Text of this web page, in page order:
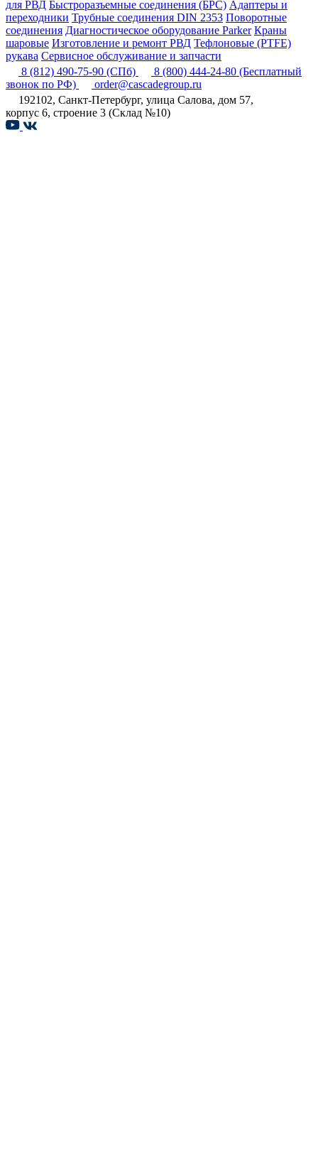
для РВД Быстроразъемные соединения (БРС) Адаптеры и
переходники Трубные соединения DIN 2353 Поворотные
соединения Диагностическое оборудование Parker Краны
шаровые Изготовление и ремонт РВД Тефлоновые (PTFE)
рукава Сервисное обслуживание и запчасти
8 (812) 490-75-90 (СПб) 8 (800) 444-24-80 (Бесплатный
звонок по РФ)
order@cascadegroup.ru
192102, Санкт-Петербург, улица Салова, дом 57,
корпус 6, строение 3 (Склад №10)